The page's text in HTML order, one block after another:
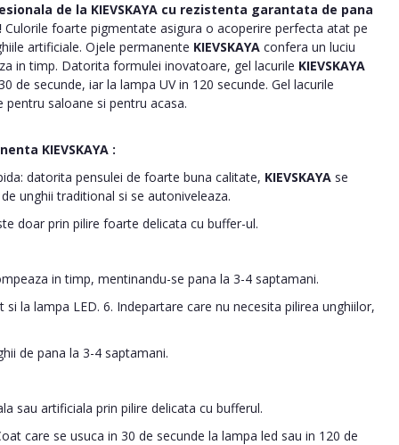
de la KIEVSKAYA cu rezistenta garantata de pana
Culorile foarte pigmentate asigura o acoperire perfecta atat pe
artificiale. Ojele permanente KIEVSKAYA confera un luciu
in timp. Datorita formulei inovatoare, gel lacurile KIEVSKAYA
de secunde, iar la lampa UV in 120 secunde. Gel lacurile
pentru saloane si pentru acasa.
KIEVSKAYA :
datorita pensulei de foarte buna calitate, KIEVSKAYA se
unghii traditional si se autoniveleaza.
doar prin pilire foarte delicata cu buffer-ul.
in timp, mentinandu-se pana la 3-4 saptamani.
si la lampa LED. 6. Indepartare care nu necesita pilirea unghiilor,
de pana la 3-4 saptamani.
sau artificiala prin pilire delicata cu bufferul.
care se usuca in 30 de secunde la lampa led sau in 120 de